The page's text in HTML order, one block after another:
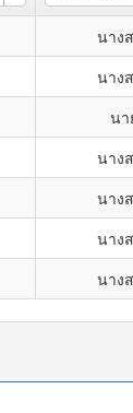
นาง
นาง
นา
นาง
นาง
นาง
นาง